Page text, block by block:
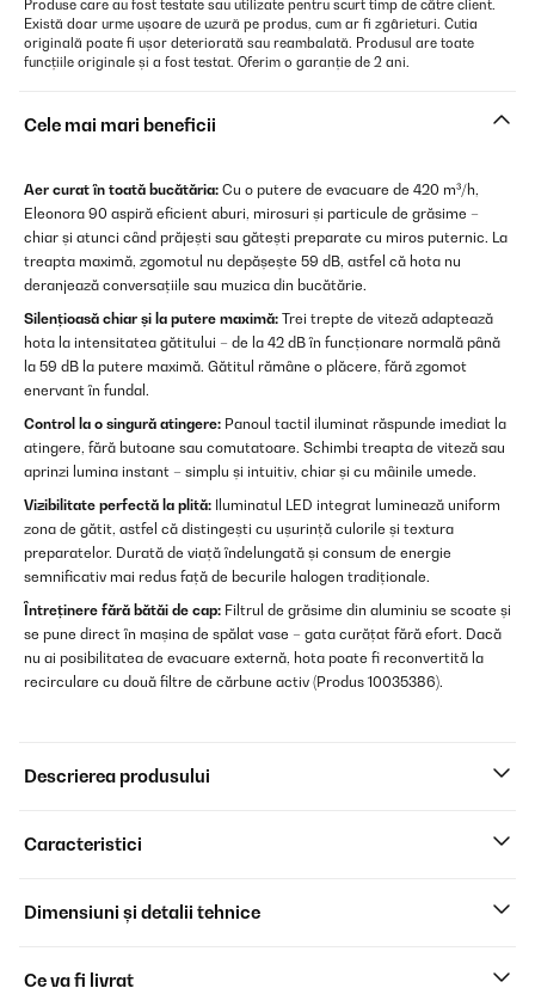
Produse care au fost testate sau utilizate pentru scurt timp de către client.
Există doar urme ușoare de uzură pe produs, cum ar fi zgârieturi. Cutia
originală poate fi ușor deteriorată sau reambalată. Produsul are toate
funcțiile originale și a fost testat. Oferim o garanție de 2 ani.
Cele mai mari beneficii
Aer curat în toată bucătăria: Cu o putere de evacuare de 420 m³/h,
Eleonora 90 aspiră eficient aburi, mirosuri și particule de grăsime –
chiar și atunci când prăjești sau gătești preparate cu miros puternic. La
treapta maximă, zgomotul nu depășește 59 dB, astfel că hota nu
deranjează conversațiile sau muzica din bucătărie.
Silențioasă chiar și la putere maximă: Trei trepte de viteză adaptează
hota la intensitatea gătitului – de la 42 dB în funcționare normală până
la 59 dB la putere maximă. Gătitul rămâne o plăcere, fără zgomot
enervant în fundal.
Control la o singură atingere: Panoul tactil iluminat răspunde imediat la
atingere, fără butoane sau comutatoare. Schimbi treapta de viteză sau
aprinzi lumina instant – simplu și intuitiv, chiar și cu mâinile umede.
Vizibilitate perfectă la plită: Iluminatul LED integrat luminează uniform
zona de gătit, astfel că distingești cu ușurință culorile și textura
preparatelor. Durată de viață îndelungată și consum de energie
semnificativ mai redus față de becurile halogen tradiționale.
Întreținere fără bătăi de cap: Filtrul de grăsime din aluminiu se scoate și
se pune direct în mașina de spălat vase – gata curățat fără efort. Dacă
nu ai posibilitatea de evacuare externă, hota poate fi reconvertită la
recirculare cu două filtre de cărbune activ (Produs 10035386).
Descrierea produsului
Caracteristici
Dimensiuni și detalii tehnice
Ce va fi livrat